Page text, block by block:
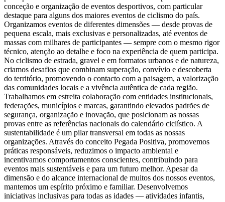
conceção e organização de eventos desportivos, com particular
destaque para alguns dos maiores eventos de ciclismo do país.
Organizamos eventos de diferentes dimensões — desde provas de
pequena escala, mais exclusivas e personalizadas, até eventos de
massas com milhares de participantes — sempre com o mesmo rigor
técnico, atenção ao detalhe e foco na experiência de quem participa.
No ciclismo de estrada, gravel e em formatos urbanos e de natureza,
criamos desafios que combinam superação, convívio e descoberta
do território, promovendo o contacto com a paisagem, a valorização
das comunidades locais e a vivência autêntica de cada região.
Trabalhamos em estreita colaboração com entidades institucionais,
federações, municípios e marcas, garantindo elevados padrões de
segurança, organização e inovação, que posicionam as nossas
provas entre as referências nacionais do calendário ciclístico. A
sustentabilidade é um pilar transversal em todas as nossas
organizações. Através do conceito Pegada Positiva, promovemos
práticas responsáveis, reduzimos o impacto ambiental e
incentivamos comportamentos conscientes, contribuindo para
eventos mais sustentáveis e para um futuro melhor. Apesar da
dimensão e do alcance internacional de muitos dos nossos eventos,
mantemos um espírito próximo e familiar. Desenvolvemos
iniciativas inclusivas para todas as idades — atividades infantis,